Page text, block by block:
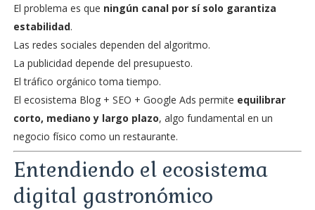
El problema es que ningún canal por sí solo garantiza
estabilidad.
Las redes sociales dependen del algoritmo.
La publicidad depende del presupuesto.
El tráfico orgánico toma tiempo.
El ecosistema Blog + SEO + Google Ads permite equilibrar
corto, mediano y largo plazo, algo fundamental en un
negocio físico como un restaurante.
Entendiendo el ecosistema
digital gastronómico